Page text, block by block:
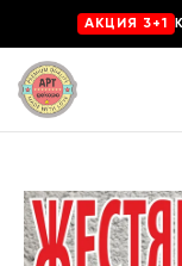
AKЦИЯ 3+1